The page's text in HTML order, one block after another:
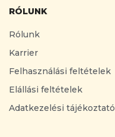
RÓLUNK
Rólunk
Karrier
Felhasználási feltételek
Elállási feltételek
Adatkezelési tájékoztató